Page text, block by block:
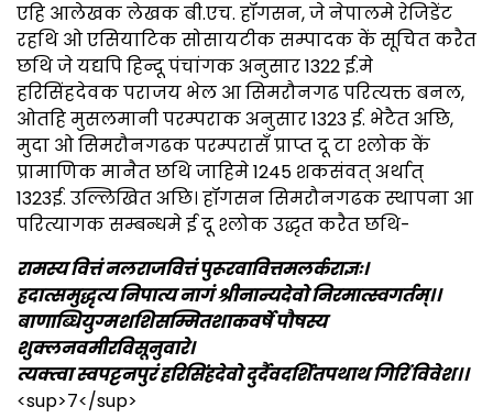
एहि आलेखक लेखक बी.एच. हॉगसन, जे नेपालमे रेजिडेंट
रहथि ओ एसियाटिक सोसायटीक सम्पादक कें सूचित करैत
छथि जे यद्यपि हिन्दू पंचांगक अनुसार 1322 ई.मे
हरिसिंहदेवक पराजय भेल आ सिमरौनगढ परित्यक्त बनल,
ओतहि मुसलमानी परम्पराक अनुसार 1323 ई. भेटैत अछि,
मुदा ओ सिमरौनगढक परम्परासँ प्राप्त दू टा श्लोक कें
प्रामाणिक मानैत छथि जाहिमे 1245 शकसंवत् अर्थात्
1323ई. उल्लिखित अछि। हॉगसन सिमरौनगढक स्थापना आ
परित्यागक सम्बन्धमे ई दू श्लोक उद्धृत करैत छथि-
रामस्य वित्तं नलराजवित्तं पुरूरवावित्तमलर्कराज्ञः।
ह्रदात्समुद्धृत्य निपात्य नागं श्रीनान्यदेवो निरमात्स्वगर्तम्।।
बाणाब्धियुग्मशशिसम्मितशाकवर्षे पौषस्य
शुक्लनवमीरविसूनुवारे।
त्यक्त्वा स्वपट्टनपुरं हरिसिंहदेवो दुर्दैवदर्शितपथाथ गिरिं विवेश।।
<sup>7</sup>